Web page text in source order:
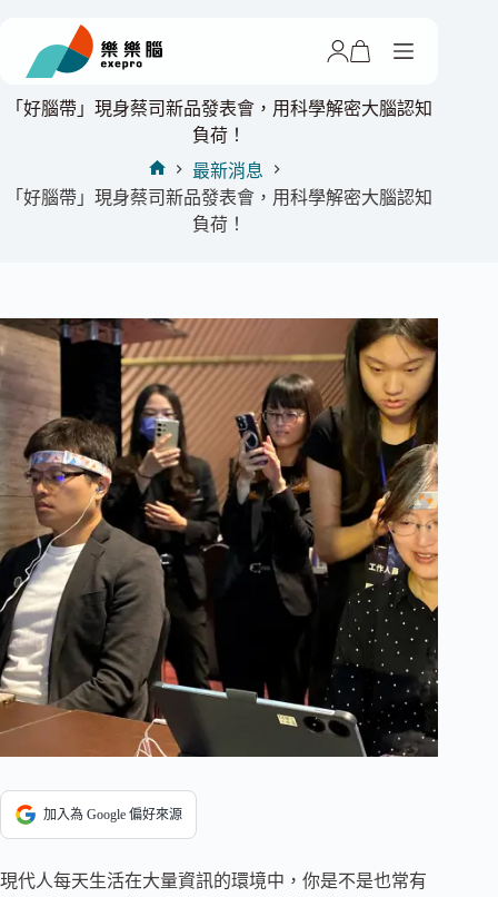
「好腦帶」現身蔡司新品發表會，用科學解密大腦認知
負荷！
首
最新消息
「好腦帶」現身蔡司新品發表會，用科學解密大腦認知
負荷！
加入為 Google 偏好來源
現代人每天生活在大量資訊的環境中，你是不是也常有